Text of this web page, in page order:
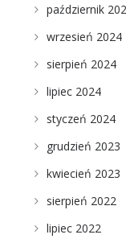
październik
wrzesień 2024
sierpień 2024
lipiec 2024
styczeń 2024
grudzień 2023
kwiecień 2023
sierpień 2022
lipiec 2022